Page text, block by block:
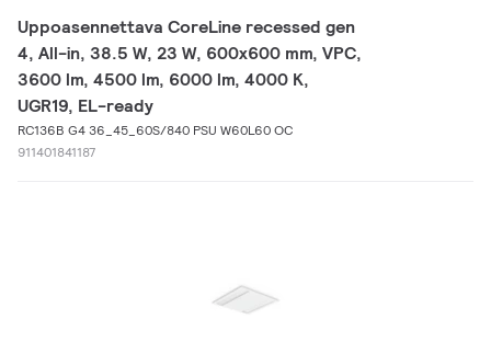
Uppoasennettava CoreLine recessed gen
4, All-in, 38.5 W, 23 W, 600x600 mm, VPC,
3600 lm, 4500 lm, 6000 lm, 4000 K,
UGR19, EL-ready
RC136B G4 36_45_60S/840 PSU W60L60 OC
911401841187